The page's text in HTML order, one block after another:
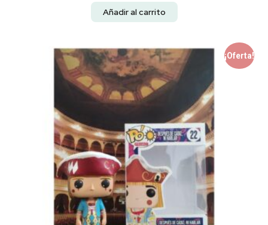
Añadir al carrito
¡Oferta!